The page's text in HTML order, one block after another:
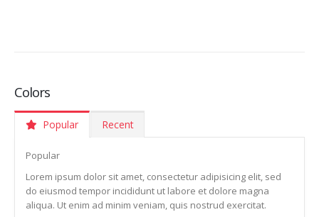
Colors
Popular Recent
Popular
Lorem ipsum dolor sit amet, consectetur adipisicing elit, sed
do eiusmod tempor incididunt ut labore et dolore magna
aliqua. Ut enim ad minim veniam, quis nostrud exercitat.